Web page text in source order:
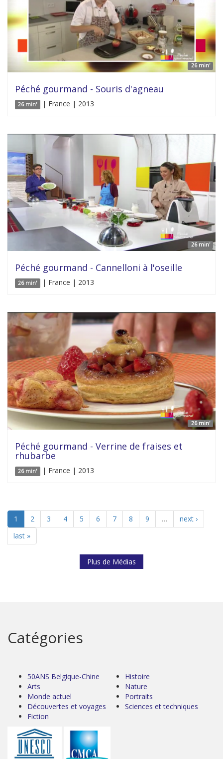
26 min'
Péché gourmand - Souris d'agneau
26 min' | France | 2013
26 min'
Péché gourmand - Cannelloni à l'oseille
26 min' | France | 2013
26 min'
Péché gourmand - Verrine de fraises et
rhubarbe
26 min' | France | 2013
1 2 3 4 5 6 7 8 9 …
next ›
last »
Plus de Médias
Catégories
50ANS Belgique-Chine
Arts
Monde actuel
Découvertes et voyages
Fiction
Histoire
Nature
Portraits
Sciences et techniques